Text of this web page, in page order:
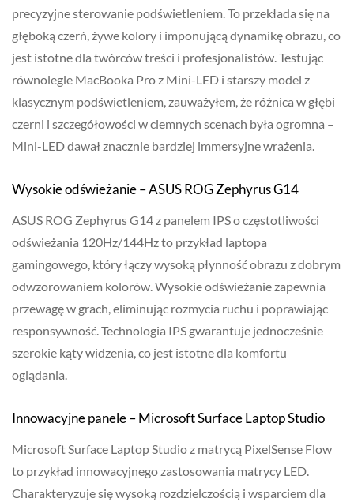
precyzyjne sterowanie podświetleniem. To przekłada się na
głęboką czerń, żywe kolory i imponującą dynamikę obrazu, co
jest istotne dla twórców treści i profesjonalistów. Testując
równolegle MacBooka Pro z Mini-LED i starszy model z
klasycznym podświetleniem, zauważyłem, że różnica w głębi
czerni i szczegółowości w ciemnych scenach była ogromna –
Mini-LED dawał znacznie bardziej immersyjne wrażenia.
Wysokie odświeżanie – ASUS ROG Zephyrus G14
ASUS ROG Zephyrus G14 z panelem IPS o częstotliwości
odświeżania 120Hz/144Hz to przykład laptopa
gamingowego, który łączy wysoką płynność obrazu z dobrym
odwzorowaniem kolorów. Wysokie odświeżanie zapewnia
przewagę w grach, eliminując rozmycia ruchu i poprawiając
responsywność. Technologia IPS gwarantuje jednocześnie
szerokie kąty widzenia, co jest istotne dla komfortu
oglądania.
Innowacyjne panele – Microsoft Surface Laptop Studio
Microsoft Surface Laptop Studio z matrycą PixelSense Flow
to przykład innowacyjnego zastosowania matrycy LED.
Charakteryzuje się wysoką rozdzielczością i wsparciem dla